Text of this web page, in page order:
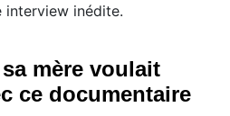
interview inédite.
mère voulait
ce documentaire